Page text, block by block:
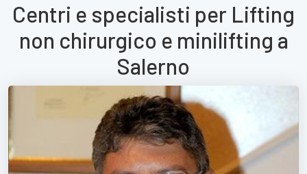
Centri e specialisti per Lifting
non chirurgico e minilifting a
Salerno